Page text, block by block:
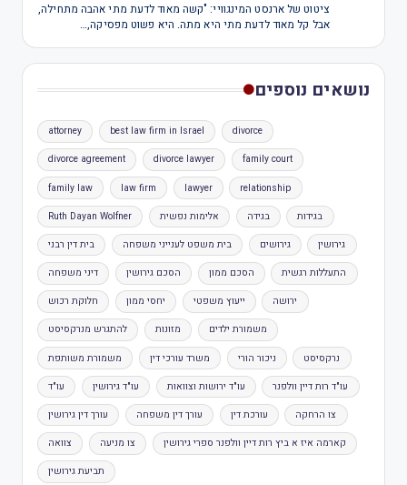
ציטוט של ארנסט המינגוויי: "קשה מאוד לדעת מתי אהבה מתחילה,
אבל קל מאוד לדעת מתי היא מתה. היא פשוט מפסיקה,…
נושאים נוספים
attorney best law firm in Israel divorce
divorce agreement divorce lawyer family court
family law law firm lawyer relationship
Ruth Dayan Wolfner אלימות נפשית בגידה בגידות
בית דין רבני בית משפט לענייני משפחה גירושים גירושין
דיני משפחה הסכם גירושין הסכם ממון התעללות רגשית
חלוקת רכוש יחסי ממון ייעוץ משפטי ירושה
להתגרש מנרקסיסט מזונות משמורת ילדים
משמורת משותפת משרד עורכי דין ניכור הורי נרקסיסט
עו"ד עו"ד גירושין עו"ד ירושות וצוואות עו"ד רות דיין וולפנר
עורך דין גירושין עורך דין משפחה עורכת דין צו הרחקה
צוואה צו מניעה קארמה איז א ביץ רות דיין וולפנר ספרי גירושין
תביעת גירושין